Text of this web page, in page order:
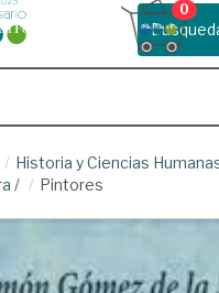
0
Historia y Ciencias
/ Pintores